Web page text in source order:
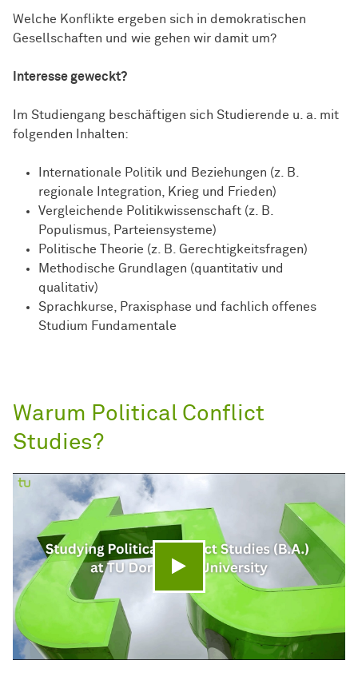
Welche Konflikte ergeben sich in demokratischen
Gesellschaften und wie gehen wir damit um?
Interesse geweckt?
Im Studiengang beschäftigen sich Studierende u. a. mit
folgenden Inhalten:
Internationale Politik und Beziehungen (z. B.
regionale Integration, Krieg und Frieden)
Vergleichende Politikwissenschaft (z. B.
Populismus, Parteiensysteme)
Politische Theorie (z. B. Gerechtigkeitsfragen)
Methodische Grundlagen (quantitativ und
qualitativ)
Sprachkurse, Praxisphase und fachlich offenes
Studium Fundamentale
Warum Political Conflict
Studies?
Video abspielen